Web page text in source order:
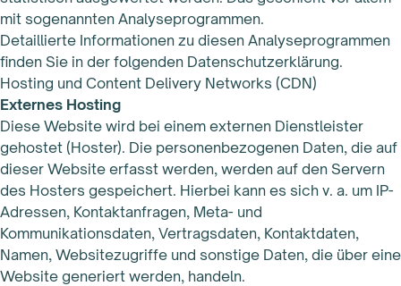
mit sogenannten Analyseprogrammen.
Detaillierte Informationen zu diesen Analyseprogrammen
finden Sie in der folgenden Datenschutzerklärung.
Hosting und Content Delivery Networks (CDN)
Externes Hosting
Diese Website wird bei einem externen Dienstleister
gehostet (Hoster). Die personenbezogenen Daten, die auf
dieser Website erfasst werden, werden auf den Servern
des Hosters gespeichert. Hierbei kann es sich v. a. um IP-
Adressen, Kontaktanfragen, Meta- und
Kommunikationsdaten, Vertragsdaten, Kontaktdaten,
Namen, Websitezugriffe und sonstige Daten, die über eine
Website generiert werden, handeln.